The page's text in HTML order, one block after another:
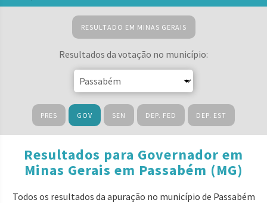
RESULTADO EM MINAS GERAIS
Resultados da votação no município:
PRES GOV SEN DEP. FED DEP. EST
Resultados para Governador em
Minas Gerais em Passabém (MG)
Todos os resultados da apuração no município de Passabém